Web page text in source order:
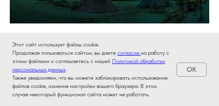
Этот сайт использует файлы cookie.
Продолжая пользоваться сайтом, вы даете согласие на работу с
этими файлами и соглашаетесь с нашей Политикой обработки
персональных данных.
Также уведомляем, что вы можете заблокировать использование
файлов cookie, изменив настройки вашего браузера. В этом
случае некоторый функционал сайта может не работать.
OK